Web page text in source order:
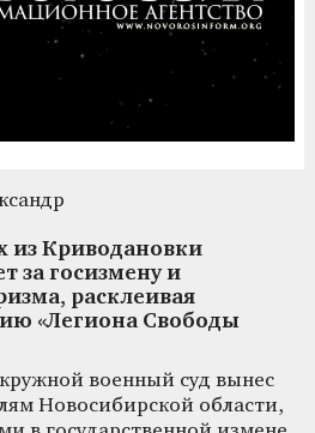
из Криводановки
за госизмену и
расклеивая
«Легиона Свободы
военный суд вынес
Новосибирской области,